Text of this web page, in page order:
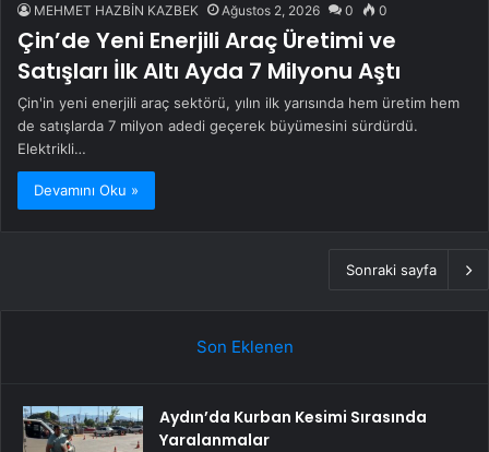
MEHMET HAZBİN KAZBEK Ağustos 2, 2026 0 0
Çin’de Yeni Enerjili Araç Üretimi ve
Satışları İlk Altı Ayda 7 Milyonu Aştı
Çin'in yeni enerjili araç sektörü, yılın ilk yarısında hem üretim hem
de satışlarda 7 milyon adedi geçerek büyümesini sürdürdü.
Elektrikli…
Devamını Oku »
Sonraki sayfa
Son Eklenen
Aydın’da Kurban Kesimi Sırasında
Yaralanmalar